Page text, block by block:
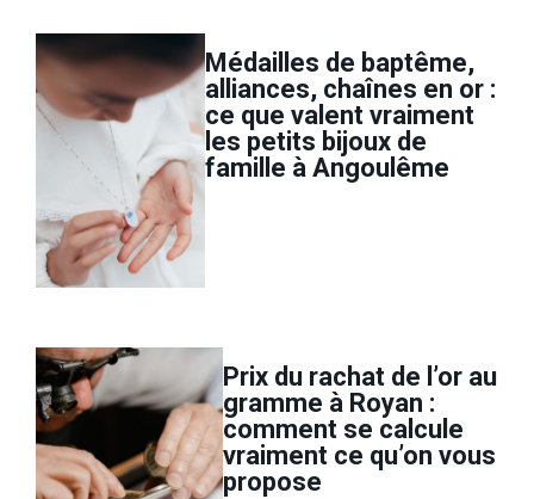
Médailles de baptême,
alliances, chaînes en or :
ce que valent vraiment
les petits bijoux de
famille à Angoulême
Prix du rachat de l’or au
gramme à Royan :
comment se calcule
vraiment ce qu’on vous
propose